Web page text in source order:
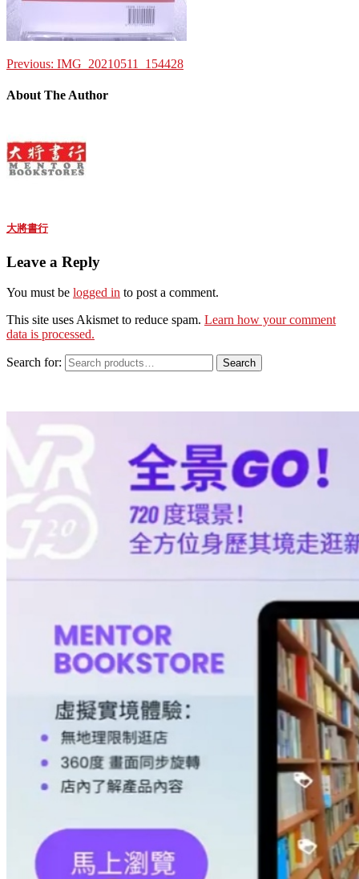
Previous: IMG_20210511_154428
About The Author
大將書行
Leave a Reply
You must be logged in to post a comment.
This site uses Akismet to reduce spam. Learn how your comment
data is processed.
Search for: Search